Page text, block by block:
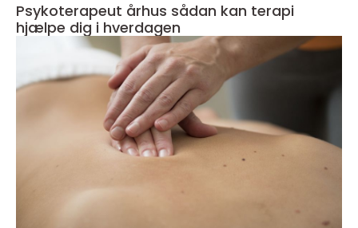
Psykoterapeut århus sådan kan terapi
hjælpe dig i hverdagen